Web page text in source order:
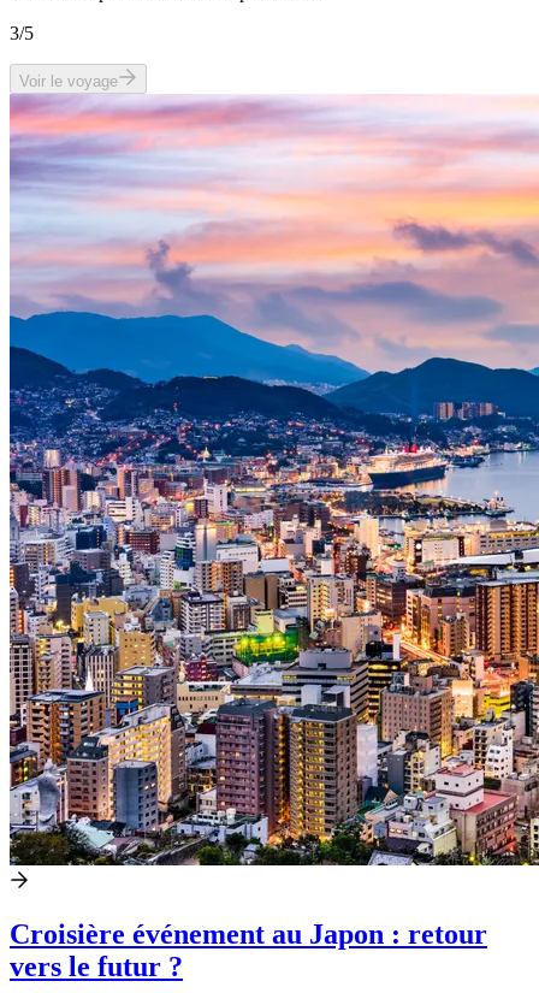
3/5
Voir le voyage
Croisière événement au Japon : retour
vers le futur ?